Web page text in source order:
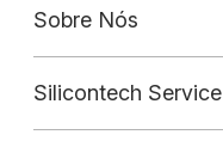
Sobre Nós
Silicontech Service